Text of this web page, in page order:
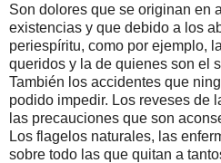
Son dolores que se originan en
existencias y que debido a los
periespíritu, como por ejemplo,
queridos y la de quienes son el
También los accidentes que
podido impedir. Los reveses de
las precauciones que son
Los flagelos naturales, las
sobre todo las que quitan a